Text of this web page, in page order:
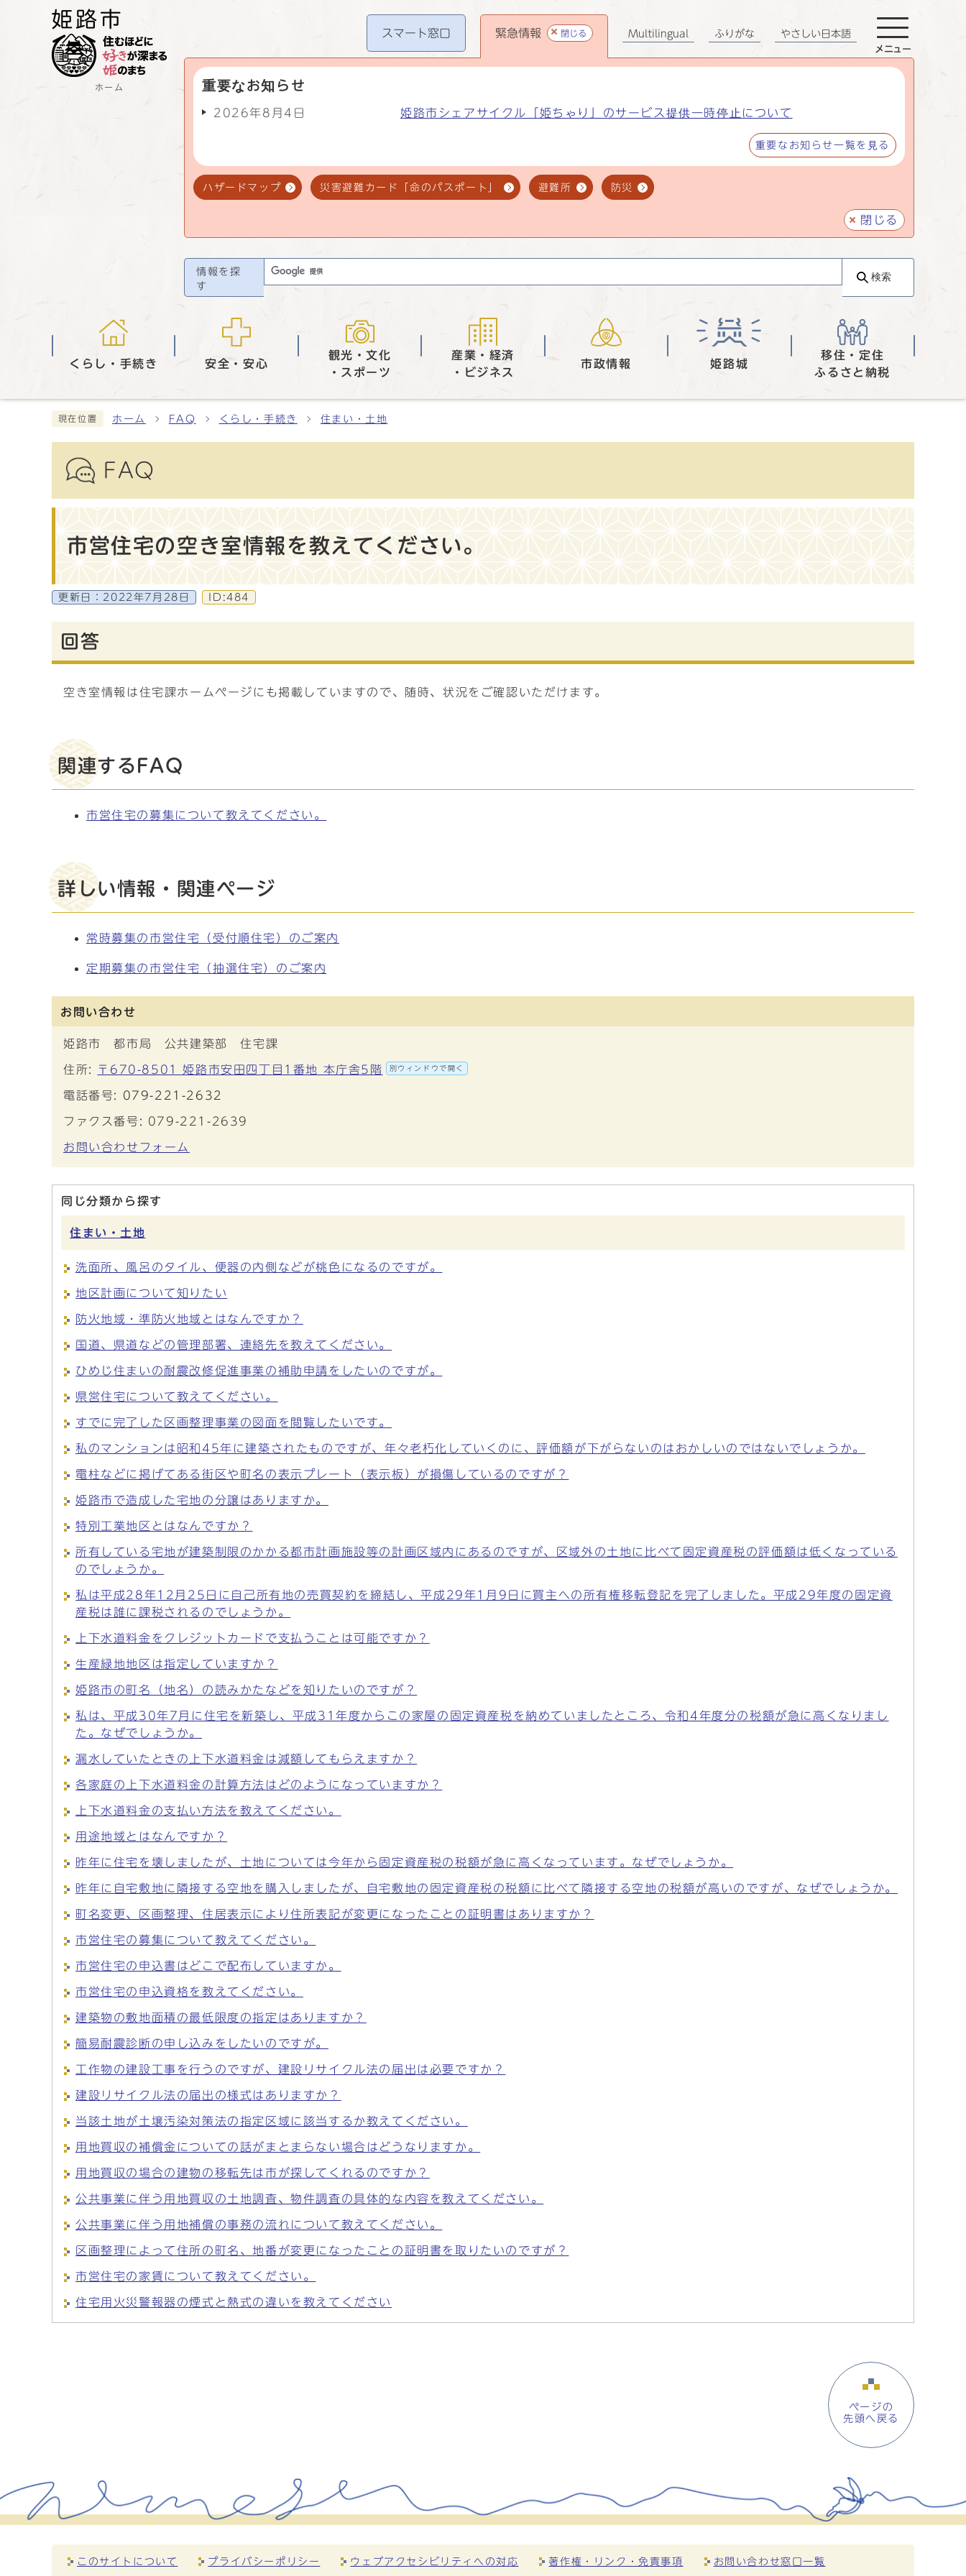
ホーム
スマート窓口 緊急情報 閉じる
重要なお知らせ
2026年8月4日 姫路市シェアサイクル「姫ちゃり」のサービス提供一時停止について
重要なお知らせ一覧を見る
ハザードマップ 災害避難カード「命のパスポート」 避難所 防災
閉じる
Multilingual ふりがな やさしい日本語
メニュー
情報を探
す
検索
くらし・手続き 安全・安心
観光・文化
・スポーツ
産業・経済
・ビジネス
市政情報 姫路城
移住・定住
ふるさと納税
現在位置 ホーム FAQ くらし・手続き 住まい・土地
FAQ
市営住宅の空き室情報を教えてください。
更新日： 2022年7月28日 ID:484
回答
空き室情報は住宅課ホームページにも掲載していますので、随時、状況をご確認いただけます。
関連するFAQ
市営住宅の募集について教えてください。
詳しい情報・関連ページ
常時募集の市営住宅（受付順住宅）のご案内
定期募集の市営住宅（抽選住宅）のご案内
お問い合わせ
姫路市 都市局 公共建築部 住宅課
住所: 〒670-8501 姫路市安田四丁目1番地 本庁舎5階 別ウィンドウで開く
電話番号: 079-221-2632
ファクス番号: 079-221-2639
お問い合わせフォーム
同じ分類から探す
住まい・土地
洗面所、風呂のタイル、便器の内側などが桃色になるのですが。
地区計画について知りたい
防火地域・準防火地域とはなんですか？
国道、県道などの管理部署、連絡先を教えてください。
ひめじ住まいの耐震改修促進事業の補助申請をしたいのですが。
県営住宅について教えてください。
すでに完了した区画整理事業の図面を閲覧したいです。
私のマンションは昭和45年に建築されたものですが、年々老朽化していくのに、評価額が下がらないのはおかしいのではないでしょうか。
電柱などに掲げてある街区や町名の表示プレート（表示板）が損傷しているのですが？
姫路市で造成した宅地の分譲はありますか。
特別工業地区とはなんですか？
所有している宅地が建築制限のかかる都市計画施設等の計画区域内にあるのですが、区域外の土地に比べて固定資産税の評価額は低くなっている
のでしょうか。
私は平成28年12月25日に自己所有地の売買契約を締結し、平成29年1月9日に買主への所有権移転登記を完了しました。平成29年度の固定資
産税は誰に課税されるのでしょうか。
上下水道料金をクレジットカードで支払うことは可能ですか？
生産緑地地区は指定していますか？
姫路市の町名（地名）の読みかたなどを知りたいのですが？
私は、平成30年7月に住宅を新築し、平成31年度からこの家屋の固定資産税を納めていましたところ、令和4年度分の税額が急に高くなりまし
た。なぜでしょうか。
漏水していたときの上下水道料金は減額してもらえますか？
各家庭の上下水道料金の計算方法はどのようになっていますか？
上下水道料金の支払い方法を教えてください。
用途地域とはなんですか？
昨年に住宅を壊しましたが、土地については今年から固定資産税の税額が急に高くなっています。なぜでしょうか。
昨年に自宅敷地に隣接する空地を購入しましたが、自宅敷地の固定資産税の税額に比べて隣接する空地の税額が高いのですが、なぜでしょうか。
町名変更、区画整理、住居表示により住所表記が変更になったことの証明書はありますか？
市営住宅の募集について教えてください。
市営住宅の申込書はどこで配布していますか。
市営住宅の申込資格を教えてください。
建築物の敷地面積の最低限度の指定はありますか？
簡易耐震診断の申し込みをしたいのですが。
工作物の建設工事を行うのですが、建設リサイクル法の届出は必要ですか？
建設リサイクル法の届出の様式はありますか？
当該土地が土壌汚染対策法の指定区域に該当するか教えてください。
用地買収の補償金についての話がまとまらない場合はどうなりますか。
用地買収の場合の建物の移転先は市が探してくれるのですか？
公共事業に伴う用地買収の土地調査、物件調査の具体的な内容を教えてください。
公共事業に伴う用地補償の事務の流れについて教えてください。
区画整理によって住所の町名、地番が変更になったことの証明書を取りたいのですが？
市営住宅の家賃について教えてください。
住宅用火災警報器の煙式と熱式の違いを教えてください
ページの
先頭へ戻る
このサイトについて プライバシーポリシー ウェブアクセシビリティへの対応 著作権・リンク・免責事項 お問い合わせ窓口一覧